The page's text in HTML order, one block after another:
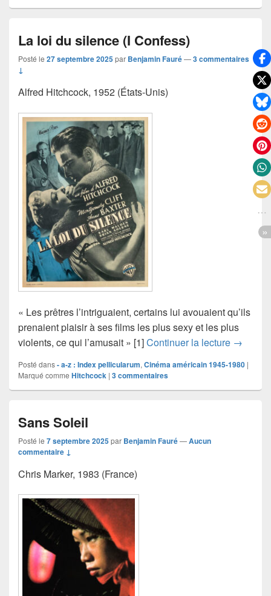
La loi du silence (I Confess)
Posté le 27 septembre 2025par Benjamin Fauré—3 commentaires
↓
Alfred Hitchcock, 1952 (États-Unis)
« Les prêtres l’intriguaient, certains lui avouaient qu’ils
prenaient plaisir à ses films les plus sexy et les plus
violents, ce qui l’amusait » [1]Continuer la lecture La loi
→
Posté dans- a-z : Index pellicularum, Cinéma américain 1945-1980 |
Marqué comme Hitchcock | 3commentaires
Sans Soleil
Posté le 7 septembre 2025par Benjamin Fauré—Aucun
commentaire ↓
Chris Marker, 1983 (France)